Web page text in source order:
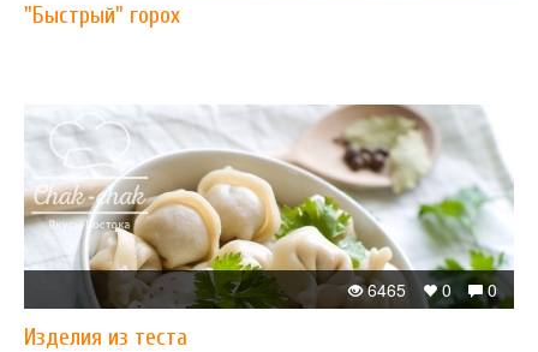
"Быстрый" горох
0
0
6465
Изделия из теста